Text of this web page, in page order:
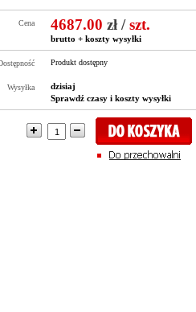
Cena 4687.00 zł/szt.
brutto + koszty wysyłki
Produkt dostępny
Wysyłka
dzisiaj
Sprawdź czasy i koszty wysyłki